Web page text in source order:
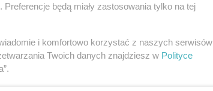
salonem z
będą miały zastosowania tylko na tej
i komfortowo korzystać z naszych serwisów
Twoich danych znajdziesz w Polityce